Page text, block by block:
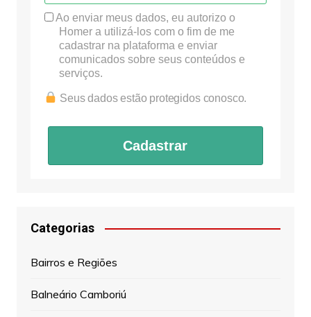
Ao enviar meus dados, eu autorizo o
Homer a utilizá-los com o fim de me
cadastrar na plataforma e enviar
comunicados sobre seus conteúdos e
serviços.
Seus dados estão protegidos conosco.
Cadastrar
Categorias
Bairros e Regiões
Balneário Camboriú